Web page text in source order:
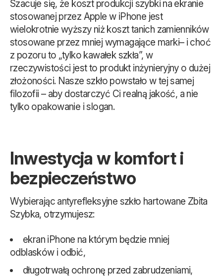
Szacuje się, że koszt produkcji szybki na ekranie
stosowanej przez Apple w iPhone jest
wielokrotnie wyższy niż koszt tanich zamienników
stosowane przez mniej wymagające marki– i choć
z pozoru to „tylko kawałek szkła”, w
rzeczywistości jest to produkt inżynieryjny o dużej
złożoności. Nasze szkło powstało w tej samej
filozofii – aby dostarczyć Ci realną jakość, a nie
tylko opakowanie i slogan.
Inwestycja w komfort i
bezpieczeństwo
Wybierając antyrefleksyjne szkło hartowane Zbita
Szybka, otrzymujesz:
ekran iPhone na którym będzie mniej
odblasków i odbić,
długotrwałą ochronę przed zabrudzeniami,